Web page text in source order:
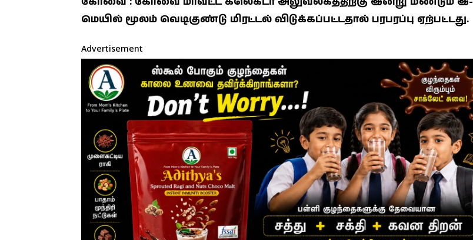
மெயில் மூலம் வெடிகுண்டு மிரட்டல் விடுக்கப்பட்டதால் பரபரப்பு ஏற்பட்டது.
Advertisement